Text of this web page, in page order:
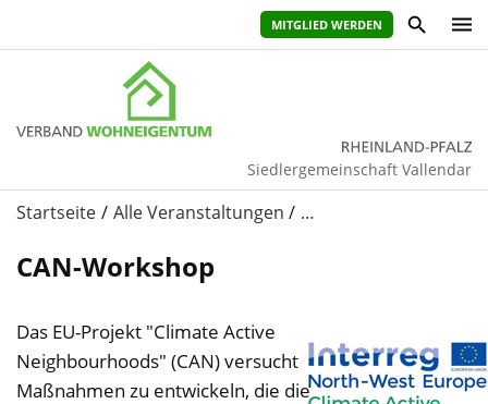
MITGLIED WERDEN
Siedlergemeinschaft Vallendar
Startseite Alle Veranstaltungen …
CAN-Workshop
Das EU-Projekt "Climate Active
Neighbourhoods" (CAN) versucht
Maßnahmen zu entwickeln, die die